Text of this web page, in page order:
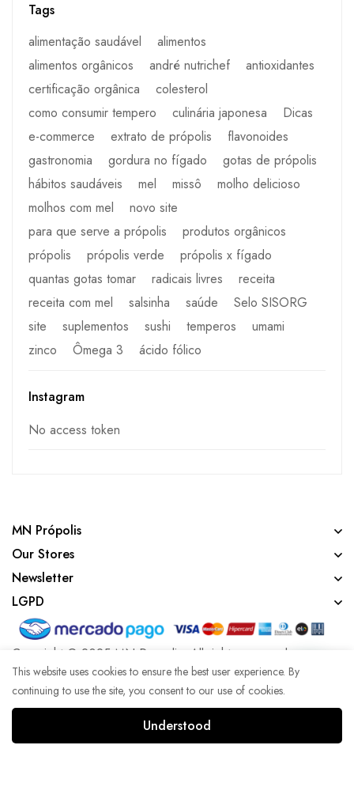
Tags
alimentação saudável
alimentos
alimentos orgânicos
andré nutrichef
antioxidantes
certificação orgânica
colesterol
como consumir tempero
culinária japonesa
Dicas
e-commerce
extrato de própolis
flavonoides
gastronomia
gordura no fígado
gotas de própolis
hábitos saudáveis
mel missô
molho delicioso
molhos com mel
novo site
para que serve a própolis
produtos orgânicos
própolis
própolis verde
própolis x fígado
quantas gotas tomar
radicais livres
receita
receita com mel
salsinha saúde
Selo SISORG
site
suplementos sushi temperos
umami
zinco
Ômega 3 ácido fólico
Instagram
No access token
MN Própolis
Our Stores
Newsletter
LGPD
Copyright © 2025 MN Propolis. All rights reserved.
Developed with lots of coffee by Agência WK
This website uses cookies to ensure the best user experience. By
continuing to use the site, you consent to our use of cookies.
Understood